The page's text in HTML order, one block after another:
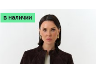
в наличии